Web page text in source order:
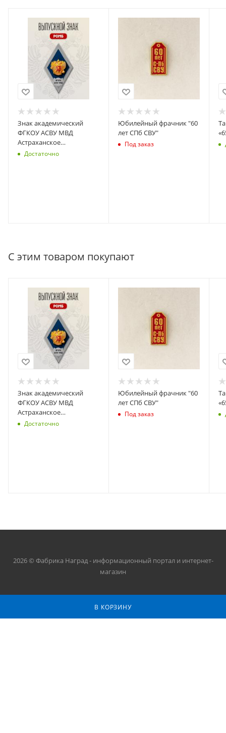
В КОРЗИНУ
Знак академический
ФГКОУ АСВУ МВД
Астраханское
суворовское военное
Достаточно
Юбилейный фрачник "60
лет СПб СВУ"
Под заказ
С этим товаром покупают
Знак академический
ФГКОУ АСВУ МВД
Астраханское
суворовское военное
Достаточно
Юбилейный фрачник "60
лет СПб СВУ"
Под заказ
2026 © Фабрика Наград - информационный портал и интернет-
магазин